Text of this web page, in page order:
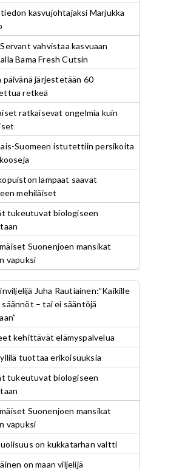
kasvujohtajaksi Marjukka
vahvistaa kasvuaan
Bama Fresh Cutsin
päivänä järjestetään 60
retkeä
ratkaisevat ongelmia kuin
Suomeen istutettiin persikoita
lampaat saavat
mehiläiset
tukeutuvat biologiseen
Suonenjoen mansikat
vapuksi
Juha Rautiainen:”Kaikille
säännöt – tai ei sääntöjä
kehittävät elämyspalvelua
tuottaa erikoisuuksia
tukeutuvat biologiseen
Suonenjoen mansikat
vapuksi
on kukkatarhan valtti
on maan viljelijä